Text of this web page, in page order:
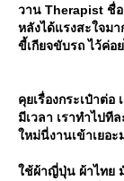
วาน Therapist ชื่
หลังได้แรงสะใจม
ขี้เกียจขับรถ ไว้ค่อ
คุยเรื่องกระเป๋าต่อ
มีเวลา เราทำไปที
หม่นี่งานเข้าเยอะ
ช้ผ้าญี่ปุ่น ผ้าไทย